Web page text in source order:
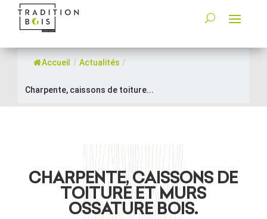
Accueil / Actualités /
Charpente, caissons de toiture...
CHARPENTE, CAISSONS DE
TOITURE ET MURS
OSSATURE BOIS.